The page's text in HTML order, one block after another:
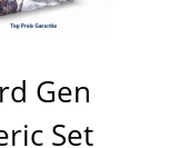
Gen
Set